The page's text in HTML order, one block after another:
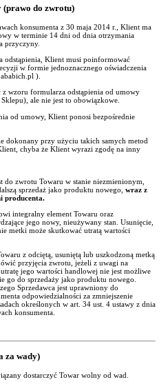
(prawo do zwrotu)
konsumenta z 30 maja 2014 r., Klient ma
w terminie 14 dni od dnia otrzymania
przyczyny.
odstąpienia, Klient musi poinformować
w formie jednoznacznego oświadczenia
).
z wzoru formularza odstąpienia od umowy
ale nie jest to obowiązkowe.
od umowy, Klient ponosi bezpośrednie
dokonany przy użyciu takich samych metod
chyba że Klient wyrazi zgodę na inny
do zwrotu Towaru w stanie niezmienionym,
sprzedaż jako produktu nowego, wraz z
producenta.
integralny element Towaru oraz
jego nowy, nieużywany stan. Usunięcie,
metki może skutkować utratą wartości
z odciętą, usuniętą lub uszkodzoną metką
przyjęcia zwrotu, jeżeli z uwagi na
jego wartości handlowej nie jest możliwe
go do sprzedaży jako produktu nowego.
Sprzedawca jest uprawniony do
odpowiedzialności za zmniejszenie
określonych w art. 34 ust. 4 ustawy z dnia
konsumenta.
za wady)
dostarczyć Towar wolny od wad.